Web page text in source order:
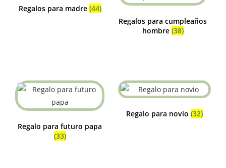
Regalos para madre (44)
Regalos para cumpleaños
hombre (38)
Regalo para futuro papa
(33)
Regalo para novio (32)